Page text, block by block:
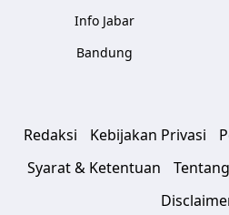
Info Jabar
Bandung
Redaksi Kebijakan Privasi
Syarat & Ketentuan